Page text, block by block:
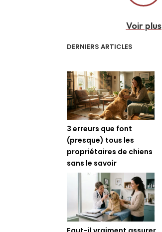
Voir plus
DERNIERS ARTICLES
3 erreurs que font
(presque) tous les
propriétaires de chiens
sans le savoir